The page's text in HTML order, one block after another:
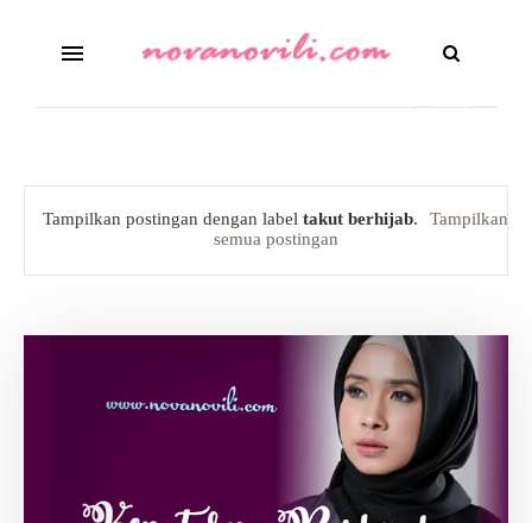
Tampilkan postingan dengan labeltakut berhijab.
Tampilkan
semua postingan